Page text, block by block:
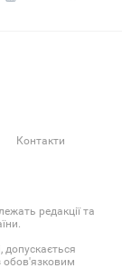
Контакти
редакції та
допускається
обов'язковим